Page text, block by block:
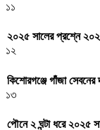
১১
২০২৫ সালের প্রশ্নে
১২
কিশোরগঞ্জে গাঁজা সেবনের
১৩
পৌনে ২ ঘন্টা ধরে ২০২৫